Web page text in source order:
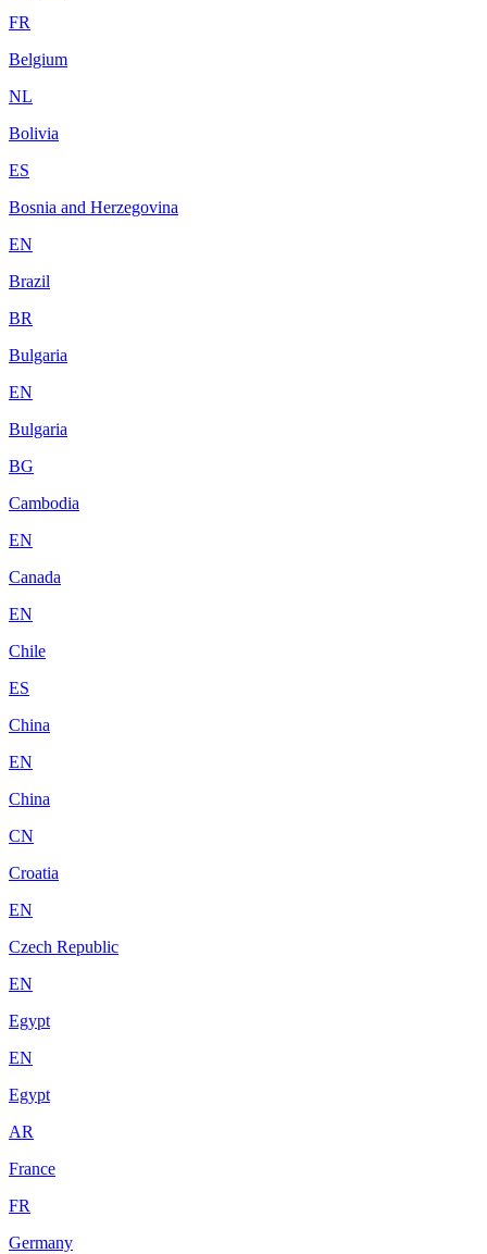
FR
Belgium
NL
Bolivia
ES
Bosnia and Herzegovina
EN
Brazil
BR
Bulgaria
EN
Bulgaria
BG
Cambodia
EN
Canada
EN
Chile
ES
China
EN
China
CN
Croatia
EN
Czech Republic
EN
Egypt
EN
Egypt
AR
France
FR
Germany